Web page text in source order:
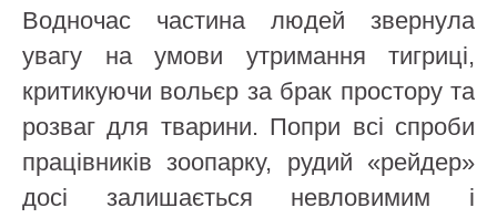
Водночас частина людей звернула
увагу на умови утримання тигриці,
критикуючи вольєр за брак простору та
розваг для тварини. Попри всі спроби
працівників зоопарку, рудий «рейдер»
досі залишається невловимим і